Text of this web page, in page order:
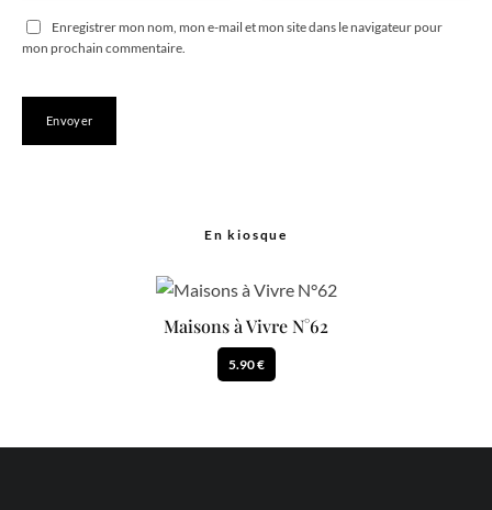
Enregistrer mon nom, mon e-mail et mon site dans le navigateur pour
mon prochain commentaire.
En kiosque
Maisons à Vivre N°62
5.90 €